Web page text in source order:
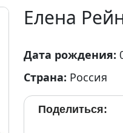
Елена
Дата рождения:
Страна: Россия
Поделиться: